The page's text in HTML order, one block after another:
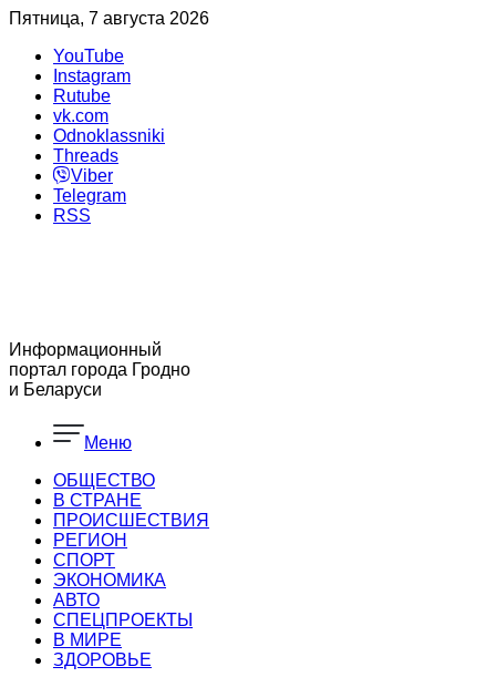
Пятница, 7 августа 2026
YouTube
Instagram
Rutube
vk.com
Odnoklassniki
Threads
Viber
Telegram
RSS
Информационный
портал города Гродно
и Беларуси
Меню
ОБЩЕСТВО
В СТРАНЕ
ПРОИСШЕСТВИЯ
РЕГИОН
CПОРТ
ЭКОНОМИКА
АВТО
СПЕЦПРОЕКТЫ
В МИРЕ
ЗДОРОВЬЕ